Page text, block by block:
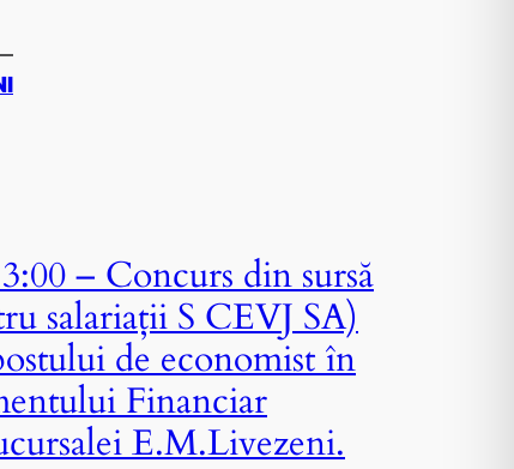
– Concurs din sursă
salariații S CEVJ SA)
de economist în
Financiar
E.M.Livezeni.